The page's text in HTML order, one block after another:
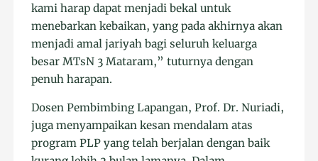
kami harap dapat menjadi bekal untuk
menebarkan kebaikan, yang pada akhirnya akan
menjadi amal jariyah bagi seluruh keluarga
besar MTsN 3 Mataram,” tuturnya dengan
penuh harapan.
Dosen Pembimbing Lapangan, Prof. Dr. Nuriadi,
juga menyampaikan kesan mendalam atas
program PLP yang telah berjalan dengan baik